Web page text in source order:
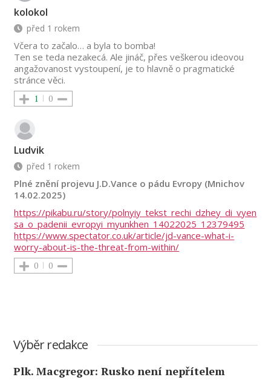
kolokol
před 1 rokem
Včera to začalo… a byla to bomba!
Ten se teda nezakecá. Ale jináč, přes veškerou ideovou
angažovanost vystoupení, je to hlavně o pragmatické
stránce věci.
1 0
Ludvik
před 1 rokem
Plné znění projevu J.D.Vance o pádu Evropy (Mnichov
14.02.2025)
https://pikabu.ru/story/polnyiy_tekst_rechi_dzhey_di_vyen
sa_o_padenii_evropyi_myunkhen_14022025_12379495
https://www.spectator.co.uk/article/jd-vance-what-i-
worry-about-is-the-threat-from-within/
0 0
Výběr redakce
Plk. Macgregor: Rusko není nepřítelem